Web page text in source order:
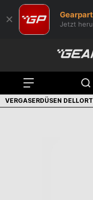
✕ Jetzt
VERGASERDÜSEN